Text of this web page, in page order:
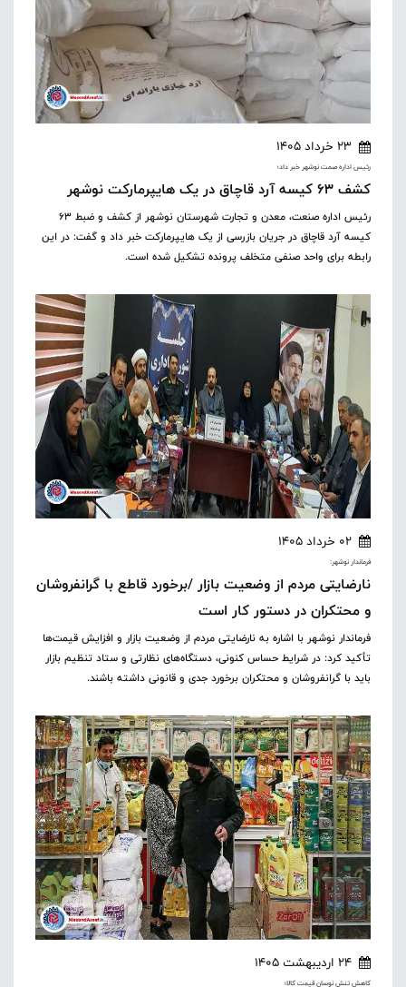
23 خرداد 1405
رئیس اداره صمت نوشهر خبر داد؛
کشف ۶۳ کیسه آرد قاچاق در یک هایپرمارکت نوشهر
رئیس اداره صنعت، معدن و تجارت شهرستان نوشهر از کشف و ضبط ۶۳
کیسه آرد قاچاق در جریان بازرسی از یک هایپرمارکت خبر داد و گفت: در این
رابطه برای واحد صنفی متخلف پرونده تشکیل شده است.
02 خرداد 1405
فرماندار نوشهر:
نارضایتی مردم از وضعیت بازار /برخورد قاطع با گرانفروشان
و محتکران در دستور کار است
فرماندار نوشهر با اشاره به نارضایتی مردم از وضعیت بازار و افزایش قیمت‌ها
تأکید کرد: در شرایط حساس کنونی، دستگاه‌های نظارتی و ستاد تنظیم بازار
باید با گرانفروشان و محتکران برخورد جدی و قانونی داشته باشند.
24 اردیبهشت 1405
کاهش تنش نوسان قیمت کالا؛